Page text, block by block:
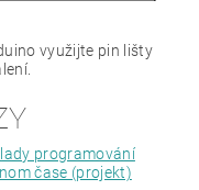
využijte pin lišty
programování
čase (projekt)